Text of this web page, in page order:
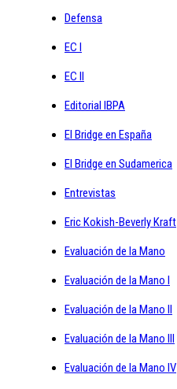
Defensa
EC I
EC II
Editorial IBPA
El Bridge en España
El Bridge en Sudamerica
Entrevistas
Eric Kokish-Beverly Kraft
Evaluación de la Mano
Evaluación de la Mano I
Evaluación de la Mano II
Evaluación de la Mano III
Evaluación de la Mano IV